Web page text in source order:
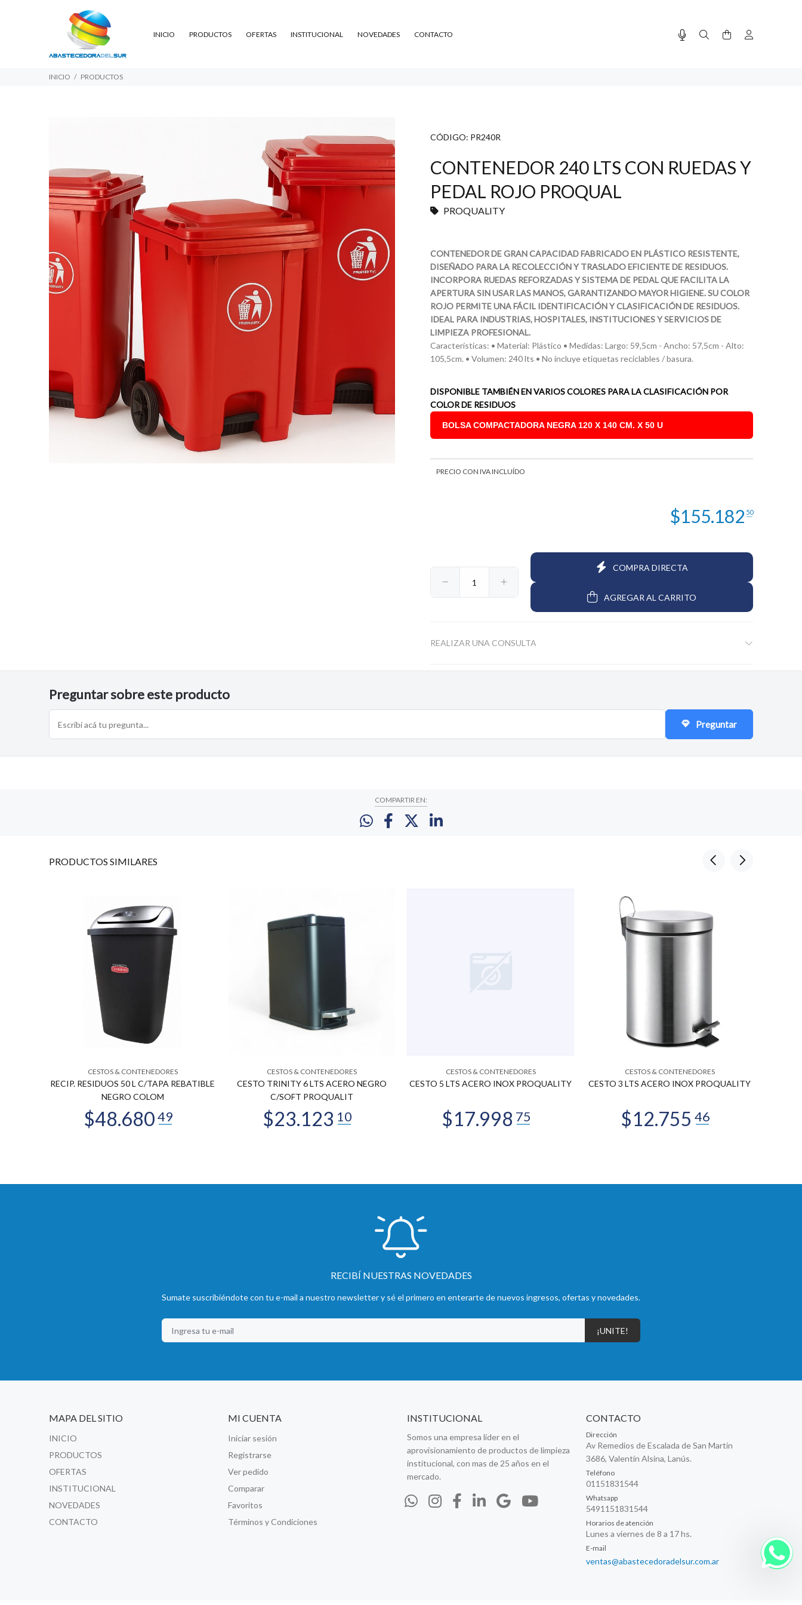
INICIO PRODUCTOS OFERTAS INSTITUCIONAL NOVEDADES CONTACTO
INICIO PRODUCTOS
CÓDIGO: PR240R
CONTENEDOR 240 LTS CON RUEDAS Y
PEDAL ROJO PROQUAL
PROQUALITY
CONTENEDOR DE GRAN CAPACIDAD FABRICADO EN PLÁSTICO RESISTENTE,
DISEÑADO PARA LA RECOLECCIÓN Y TRASLADO EFICIENTE DE RESIDUOS.
INCORPORA RUEDAS REFORZADAS Y SISTEMA DE PEDAL QUE FACILITA LA
APERTURA SIN USAR LAS MANOS, GARANTIZANDO MAYOR HIGIENE. SU COLOR
ROJO PERMITE UNA FÁCIL IDENTIFICACIÓN Y CLASIFICACIÓN DE RESIDUOS.
IDEAL PARA INDUSTRIAS, HOSPITALES, INSTITUCIONES Y SERVICIOS DE
LIMPIEZA PROFESIONAL.
Características: • Material: Plástico • Medidas: Largo: 59,5cm - Ancho: 57,5cm - Alto:
105,5cm. • Volumen: 240 lts • No incluye etiquetas reciclables / basura.
DISPONIBLE TAMBIÉN EN VARIOS COLORES PARA LA CLASIFICACIÓN POR
COLOR DE RESIDUOS
BOLSA COMPACTADORA NEGRA 120 X 140 CM. X 50 U
PRECIO CON IVA INCLUÍDO
$155.182 50
COMPRA DIRECTA
AGREGAR AL CARRITO
REALIZAR UNA CONSULTA
Preguntar sobre este producto
Preguntar
COMPARTIR EN:
PRODUCTOS SIMILARES
CESTOS & CONTENEDORES
RECIP. RESIDUOS 50 L C/TAPA REBATIBLE
NEGRO COLOM
CESTOS & CONTENEDORES
CESTO TRINITY 6 LTS ACERO NEGRO
C/SOFT PROQUALIT
CESTOS & CONTENEDORES
CESTO 5 LTS ACERO INOX PROQUALITY
CESTOS & CONTENEDORES
CESTO 3 LTS ACERO INOX PROQUALITY
62 $9.443
RECIBÍ NUESTRAS NOVEDADES
Sumate suscribiéndote con tu e-mail a nuestro newsletter y sé el primero en enterarte de nuevos ingresos, ofertas y novedades.
¡UNITE!
MAPA DEL SITIO
INICIO
PRODUCTOS
OFERTAS
INSTITUCIONAL
NOVEDADES
CONTACTO
MI CUENTA
Iniciar sesión
Registrarse
Ver pedido
Comparar
Favoritos
Términos y Condiciones
INSTITUCIONAL
Somos una empresa líder en el
aprovisionamiento de productos de limpieza
institucional, con mas de 25 años en el
mercado.
CONTACTO
Dirección
Av Remedios de Escalada de San Martin
3686, Valentín Alsina, Lanús.
Teléfono
01151831544
Whatsapp
5491151831544
Horarios de atención
Lunes a viernes de 8 a 17 hs.
E-mail
ventas@abastecedoradelsur.com.ar